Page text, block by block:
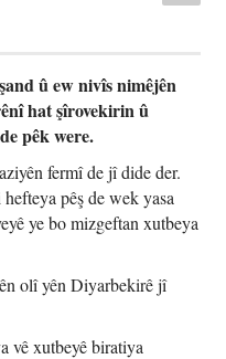
û ew nivîs nimêjên
hat şîrovekirin û
pêk were.
fermî de jî dide der.
pêş de wek yasa
ye bo mizgeftan xutbeya
olî yên Diyarbekirê jî
vê xutbeyê biratiya